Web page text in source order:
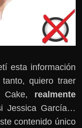
esta información
quiero traer
Cake, realmente
Jessica García…
contenido único